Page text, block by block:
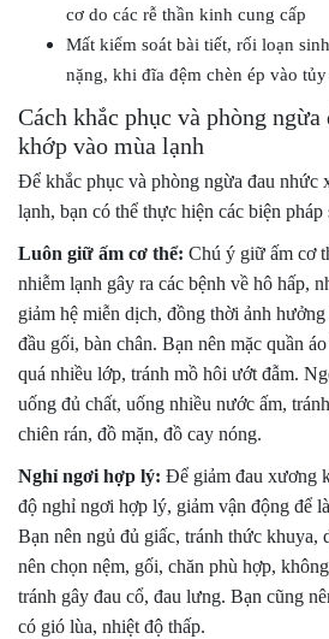
cơ do các rễ thần kinh cung cấp
Mất kiểm soát bài tiết, rối loạn
nặng, khi đĩa đệm chèn ép vào tủy
Cách khắc phục và phòng
khớp vào mùa lạnh
Để khắc phục và phòng ngừa đau nhức
lạnh, bạn có thể thực hiện các biện pháp
Luôn giữ ấm cơ thể: Chú ý giữ ấm cơ
nhiễm lạnh gây ra các bệnh về hô hấp,
giảm hệ miễn dịch, đồng thời ảnh
đầu gối, bàn chân. Bạn nên mặc quần
quá nhiều lớp, tránh mồ hôi ướt đẫm.
uống đủ chất, uống nhiều nước ấm,
chiên rán, đồ mặn, đồ cay nóng.
Nghỉ ngơi hợp lý: Để giảm đau xương
độ nghỉ ngơi hợp lý, giảm vận động để
Bạn nên ngủ đủ giấc, tránh thức khuya,
nên chọn nệm, gối, chăn phù hợp,
tránh gây đau cổ, đau lưng. Bạn cũng
có gió lùa, nhiệt độ thấp.